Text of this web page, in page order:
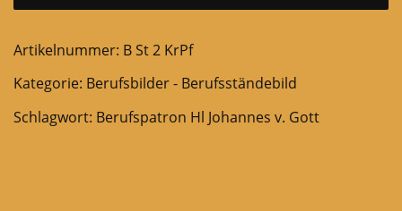
Artikelnummer: B St 2 KrPf
Kategorie: Berufsbilder - Berufsständebild
Schlagwort: Berufspatron Hl Johannes v. Gott